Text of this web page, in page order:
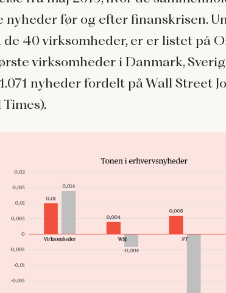
nyheder før og efter finanskrisen.
de 40 virksomheder, er er listet på
virksomheder i Danmark,
nyheder fordelt på Wall Street